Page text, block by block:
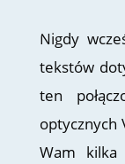
Nigdy
tekstów
ten
optycznych
Wam